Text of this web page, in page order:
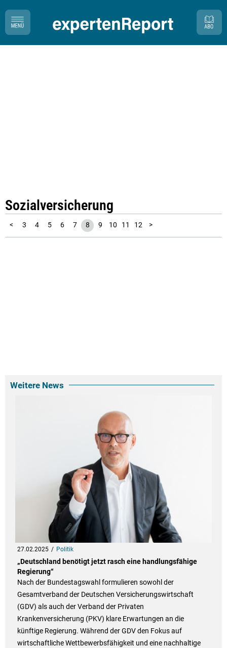
Sozialversicherung
<
1
2 3 4 5 6 7 8 9 10 11 12 >
Weitere News
27.02.2025 Politik
„Deutschland benötigt jetzt rasch eine handlungsfähige
Regierung“
Nach der Bundestagswahl formulieren sowohl der
Gesamtverband der Deutschen Versicherungswirtschaft
(GDV) als auch der Verband der Privaten
Krankenversicherung (PKV) klare Erwartungen an die
künftige Regierung. Während der GDV den Fokus auf
wirtschaftliche Wettbewerbsfähigkeit und eine nachhaltige